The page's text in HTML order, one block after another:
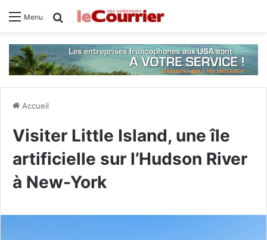
Menu Rechercher
Accueil
Visiter Little Island, une île
artificielle sur l’Hudson River
à New-York